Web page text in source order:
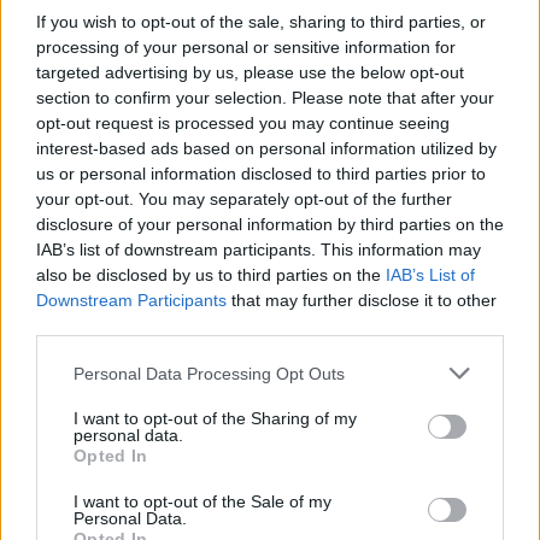
If you wish to opt-out of the sale, sharing to third parties, or
processing of your personal or sensitive information for
targeted advertising by us, please use the below opt-out
section to confirm your selection. Please note that after your
opt-out request is processed you may continue seeing
interest-based ads based on personal information utilized by
us or personal information disclosed to third parties prior to
your opt-out. You may separately opt-out of the further
disclosure of your personal information by third parties on the
IAB’s list of downstream participants. This information may
also be disclosed by us to third parties on the IAB’s List of
Downstream Participants that may further disclose it to other
Personal Data Processing Opt Outs
I want to opt-out of the Sharing of my
personal data.
Opted In
I want to opt-out of the Sale of my
Personal Data.
Úterní válka v ulicích Prahy objektivem EkoListu
28.9.2000 14:50 | PRAHA (EkoList)
Se zpožděním vám nabízíme fotografie z úterý 26. září, kdy se
demonstranti, mezi nimiž převládali zahraniční anarchisté a mladí
komunisté, pokusili zaútočit na Kongresové centrum, kde právě
probíhal zahajovací ceremoniál Výročního zasedáníSvětové banky
(SB)a Mezinárodního měnového fondu (MMF). Demonstranti se
rozdělili na dva velké proudy, z nichž jeden skončil na Nuselském
mostě a druhý se vydal přes Karlovo náměstí pod Vyšehrad. V
Lumírově ulici pak agresivní a rozvášněný dav zaútočil dlažebními
kostkami, kamením, cihlami a zápalnými lahvemi na policisty, kteří
se jim v přístupu ke Kongresovému centru snažili zabránit. Pouliční
bitky pokračovaly ještě ve večerních hodinách, kdy profesionální
restauraceMcDonaldsna Václavském náměstí a rozbily výlohy
prodejnyMercedes-Benzna Vinohradské třídě a několika poboček
v centru Prahy. Klid v ulicích se policistům podařilo obnovit až
kolem půlnoci.
Reportér EkoListu surově zbit skinheady